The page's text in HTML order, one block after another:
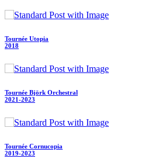
Tournée Utopia
2018
Tournée Björk Orchestral
2021-2023
Tournée Cornucopia
2019-2023